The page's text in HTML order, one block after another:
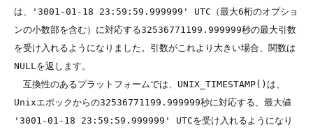
は、'3001-01-18 23:59:59.999999' UTC（最大6桁のオプショ
ンの小数部を含む）に対応する32536771199.999999秒の最大引数
を受け入れるようになりました。引数がこれより大きい場合、関数は
NULLを返します。
互換性のあるプラットフォームでは、UNIX_TIMESTAMP()は、
Unixエポックからの32536771199.999999秒に対応する、最大値
'3001-01-18 23:59:59.999999' UTCを受け入れるようになり